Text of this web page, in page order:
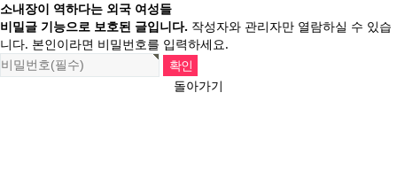
소내장이 역하다는 외국 여성들
비밀글 기능으로 보호된 글입니다. 작성자와 관리자만 열람하실 수 있습
니다. 본인이라면 비밀번호를 입력하세요.
돌아가기